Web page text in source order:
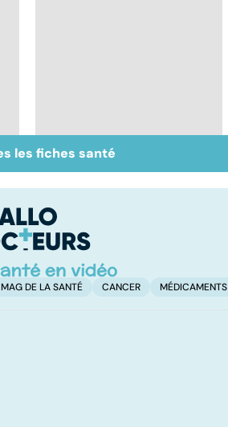
Trisomie 21 : du
dépistage à la prise
les fiches santé
DE LA SANTÉ CANCER MÉDICAMENTS